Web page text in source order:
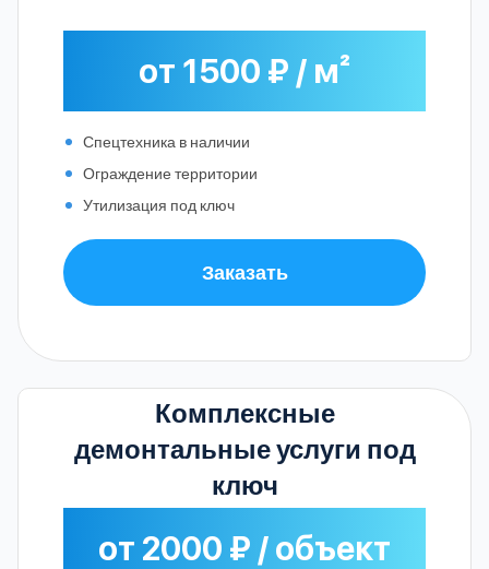
от 1500 ₽ / м²
Спецтехника в наличии
Ограждение территории
Утилизация под ключ
Заказать
Комплексные
демонтальные услуги под
ключ
от 2000 ₽ / объект